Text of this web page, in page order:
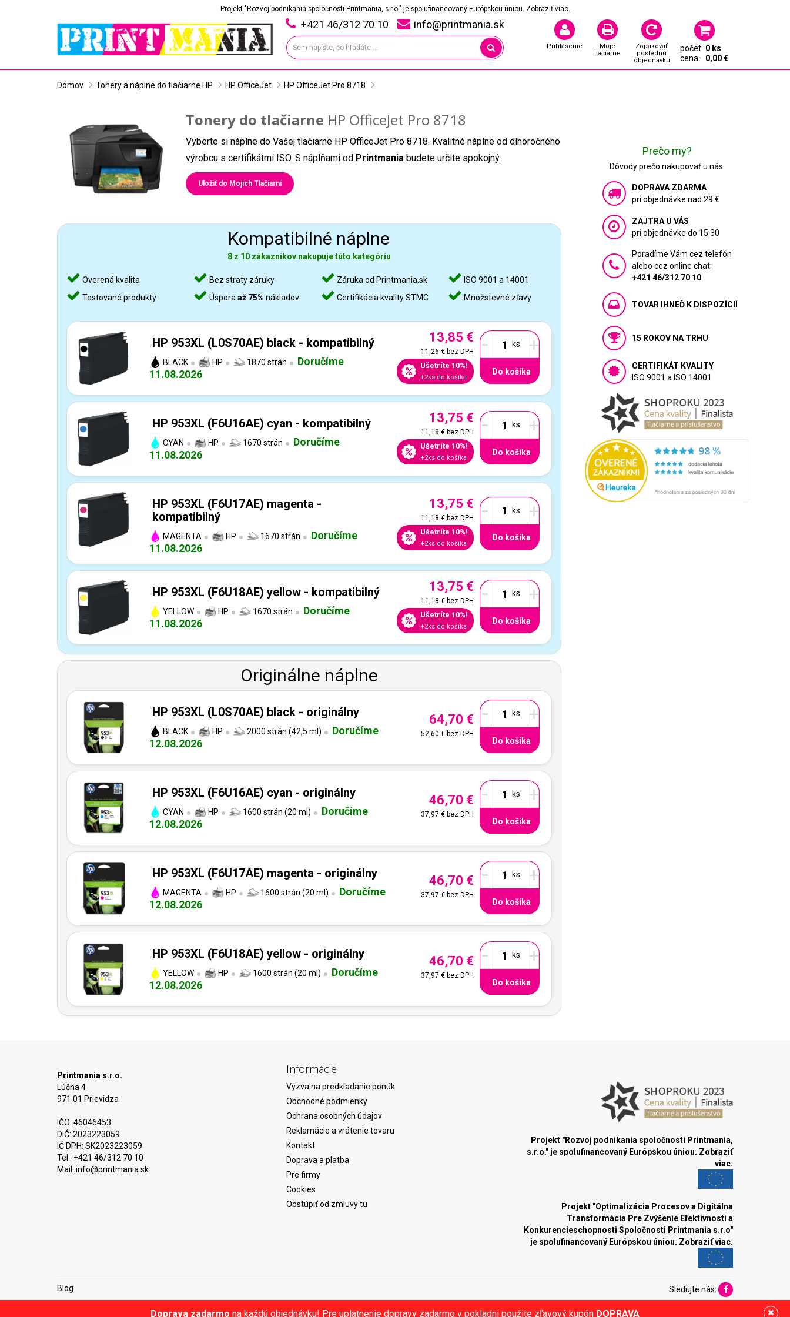
Doprava zadarmo na každú objednávku! Pre uplatnenie dopravy zadarmo v pokladni použite zľavový kupón DOPRAVA
Projekt "Rozvoj podnikania spoločnosti Printmania, s.r.o." je spolufinancovaný Európskou úniou. Zobraziť viac.
+421 46/312 70 10 info@printmania.sk
Prihlásenie
Moje
tlačiarne
Zopakovať
poslednú
objednávku
počet: 0 ks
cena:
0,00 €
Domov Tonery a náplne do tlačiarne HP HP OfficeJet HP OfficeJet Pro 8718
Tonery do tlačiarne HP OfficeJet Pro 8718
Vyberte si náplne do Vašej tlačiarne HP OfficeJet Pro 8718. Kvalitné náplne od dlhoročného
výrobcu s certifikátmi ISO. S náplňami od Printmania budete určite spokojný.
Uložiť do Mojich Tlačiarní
Kompatibilné náplne
8 z 10 zákazníkov nakupuje túto kategóriu
Overená kvalita
Testované produkty
Bez straty záruky
Úsporaaž 75% nákladov
Záruka od Printmania.sk
Certifikácia kvality STMC
ISO 9001 a 14001
Množstevné zľavy
HP 953XL (L0S70AE) black - kompatibilný
BLACK HP 1870 strán
Doručíme
11.08.2026
13,85 €
11,26 €bez DPH
Ušetríte 10%!
+2ks do košíka
- +
Do košíka
HP 953XL (F6U16AE) cyan - kompatibilný
CYAN HP 1670 strán
Doručíme
11.08.2026
13,75 €
11,18 €bez DPH
Ušetríte 10%!
+2ks do košíka
- +
Do košíka
HP 953XL (F6U17AE) magenta -
kompatibilný
MAGENTA HP 1670 strán
Doručíme
11.08.2026
13,75 €
11,18 €bez DPH
Ušetríte 10%!
+2ks do košíka
- +
Do košíka
HP 953XL (F6U18AE) yellow - kompatibilný
YELLOW HP 1670 strán
Doručíme
11.08.2026
13,75 €
11,18 €bez DPH
Ušetríte 10%!
+2ks do košíka
- +
Do košíka
Originálne náplne
HP 953XL (L0S70AE) black - originálny
BLACK HP 2000 strán (42,5 ml)
Doručíme
12.08.2026
64,70 €
52,60 €bez DPH
- +
Do košíka
HP 953XL (F6U16AE) cyan - originálny
CYAN HP 1600 strán (20 ml)
Doručíme
12.08.2026
46,70 €
37,97 €bez DPH
- +
Do košíka
HP 953XL (F6U17AE) magenta - originálny
MAGENTA HP 1600 strán (20 ml)
Doručíme
12.08.2026
46,70 €
37,97 €bez DPH
- +
Do košíka
HP 953XL (F6U18AE) yellow - originálny
YELLOW HP 1600 strán (20 ml)
Doručíme
12.08.2026
46,70 €
37,97 €bez DPH
- +
Do košíka
Prečo my?
Dôvody prečo nakupovať u nás:
DOPRAVA ZDARMA
pri objednávke nad 29 €
ZAJTRA U VÁS
pri objednávke do 15:30
Poradíme Vám cez telefón
alebo cez online chat:
+421 46/312 70 10
TOVAR IHNEĎ K DISPOZÍCIÍ
15 ROKOV NA TRHU
CERTIFIKÁT KVALITY
ISO 9001 a ISO 14001
Printmania s.r.o.
Lúčna 4
971 01 Prievidza
IČO: 46046453
DIČ: 2023223059
IČ DPH: SK2023223059
Tel.: +421 46/312 70 10
Mail: info@printmania.sk
Informácie
Výzva na predkladanie ponúk
Obchodné podmienky
Ochrana osobných údajov
Reklamácie a vrátenie tovaru
Kontakt
Doprava a platba
Pre firmy
Cookies
Odstúpiť od zmluvy tu
Projekt "Rozvoj podnikania spoločnosti Printmania,
s.r.o." je spolufinancovaný Európskou úniou. Zobraziť
viac.
Projekt "Optimalizácia Procesov a Digitálna
Transformácia Pre Zvýšenie Efektívnosti a
Konkurencieschopnosti Spoločnosti Printmania s.r.o"
je spolufinancovaný Európskou úniou. Zobraziť viac.
Blog Sledujte nás: